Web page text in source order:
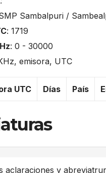
Sambalpuri /
: 1719
: 0 - 30000
emisora, UTC
UTC Días País
aclaraciones y